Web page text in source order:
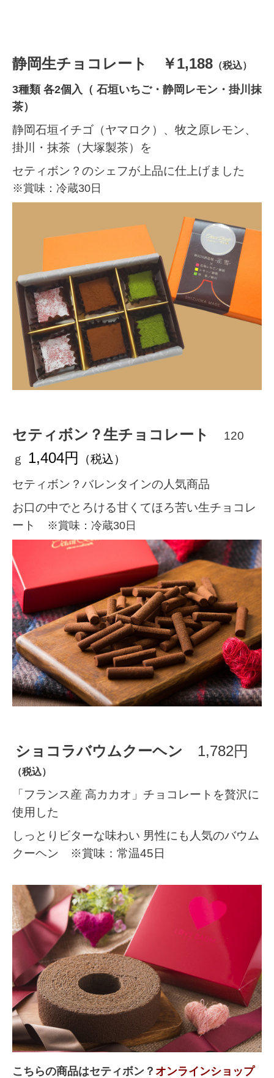
静岡生チョコレート ￥1,188 （税込）
3種類 各2個入（ 石垣いちご・静岡レモン・掛川抹
茶）
静岡石垣イチゴ（ヤマロク）、牧之原レモン、
掛川・抹茶（大塚製茶）を
セティボン？のシェフが上品に仕上げました
※賞味：冷蔵30日
セティボン？生チョコレート
120
ｇ
1,404円
（税込）
セティボン？バレンタインの人気商品
お口の中でとろける甘くてほろ苦い生チョコレ
ート
※賞味：冷蔵30日
ショコラバウムクーヘン 1,782円
（税込）
「フランス産 高カカオ」チョコレートを贅沢に
使用した
しっとりビターな味わい 男性にも人気のバウム
クーヘン ※賞味：常温45日
こちらの商品はセティボン？ オンラインショップ